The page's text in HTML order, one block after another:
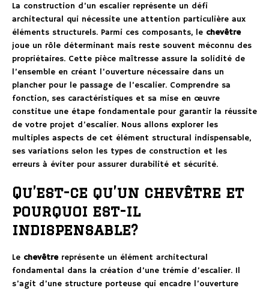
La construction d’un escalier représente un défi
architectural qui nécessite une attention particulière aux
éléments structurels. Parmi ces composants, le chevêtre
joue un rôle déterminant mais reste souvent méconnu des
propriétaires. Cette pièce maîtresse assure la solidité de
l’ensemble en créant l’ouverture nécessaire dans un
plancher pour le passage de l’escalier. Comprendre sa
fonction, ses caractéristiques et sa mise en œuvre
constitue une étape fondamentale pour garantir la réussite
de votre projet d’escalier. Nous allons explorer les
multiples aspects de cet élément structural indispensable,
ses variations selon les types de construction et les
erreurs à éviter pour assurer durabilité et sécurité.
Qu’est-ce qu’un chevêtre et
pourquoi est-il
indispensable?
Le chevêtrereprésente un élément architectural
fondamental dans la création d’une trémie d’escalier. Il
s’agit d’une structure porteuse qui encadre l’ouverture